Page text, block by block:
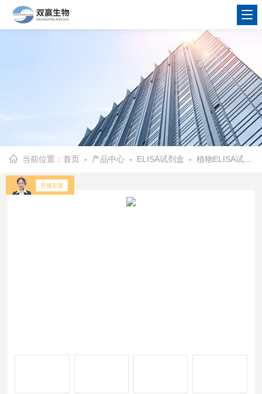
当前位置：首页 - 产品中心 - ELISA试剂盒 -植物ELISA试剂盒